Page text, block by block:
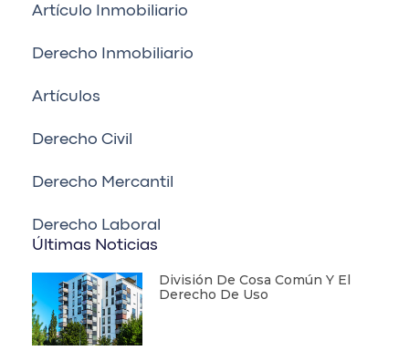
Artículo Inmobiliario
Derecho Inmobiliario
Artículos
Derecho Civil
Derecho Mercantil
Derecho Laboral
Últimas Noticias
División De Cosa Común Y El
Derecho De Uso